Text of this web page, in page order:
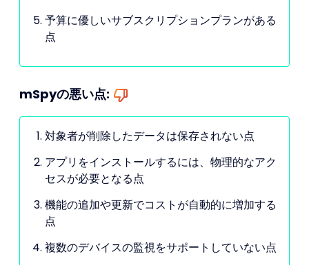
予算に優しいサブスクリプションプランがある
点
mSpyの悪い点:
対象者が削除したデータは保存されない点
アプリをインストールするには、物理的なアク
セスが必要となる点
機能の追加や更新でコストが自動的に増加する
点
複数のデバイスの監視をサポートしていない点